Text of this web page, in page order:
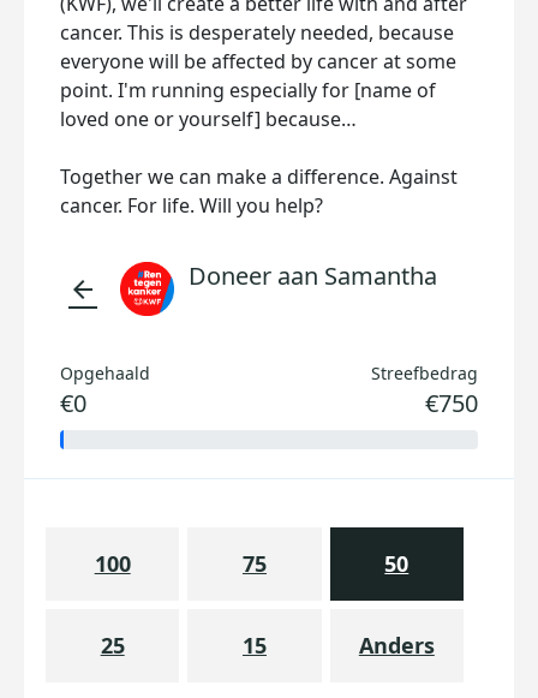
cancer. This is desperately needed, because
everyone will be affected by cancer at some
point. I'm running especially for [name of
loved one or yourself] because…
Together we can make a difference. Against
cancer. For life. Will you help?
arrow_back Doneer aan Samantha
Opgehaald
€0
Streefbedrag
€750
100 75 50
25 15 Anders